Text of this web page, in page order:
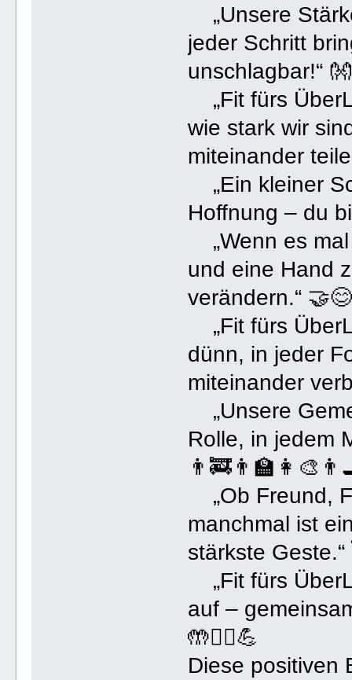
„Unsere
jeder Schritt
unschlagbar!“
„Fit fürs
wie stark wir
miteinander
„Ein kleiner
Hoffnung – du
„Wenn es
und eine Hand
verändern.“
„Fit fürs
dünn, in jeder
miteinander
„Unsere
Rolle, in jedem
„Ob Freund,
manchmal ist
stärkste
„Fit fürs
auf –
🤲🏃‍♀️💪
Diese positiven